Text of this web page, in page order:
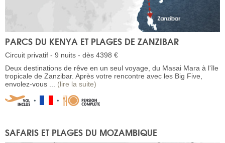
PARCS DU KENYA ET PLAGES DE ZANZIBAR
Circuit privatif - 9 nuits - dès 4398 €
Deux destinations de rêve en un seul voyage, du Masai Mara à l'île
tropicale de Zanzibar. Après votre rencontre avec les Big Five,
envolez-vous ... (lire la suite)
SAFARIS ET PLAGES DU MOZAMBIQUE